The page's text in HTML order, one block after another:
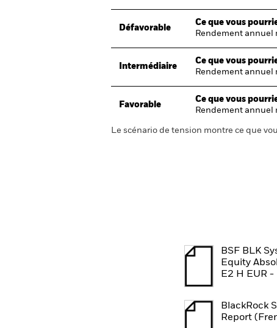
Défavorable
Ce que vous
Rendement annuel
Intermédiaire
Ce que vous
Rendement annuel
Favorable
Ce que vous
Rendement annuel
Le scénario de tension montre ce que
BSF BLK
Equity
E2 H EUR -
BlackRock
Report